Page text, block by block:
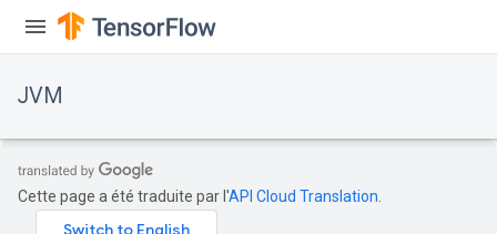
JVM
Cette page a été traduite par l'API Cloud Translation